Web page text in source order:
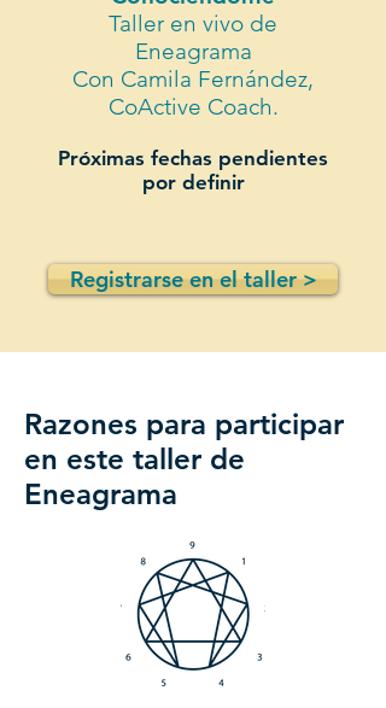
Taller en vivo de
Eneagrama
Con Camila Fernández,
CoActive Coach.
Próximas fechas pendientes
por definir
Registrarse en el taller >
Razones para participar
en este taller de
Eneagrama